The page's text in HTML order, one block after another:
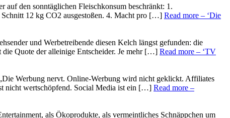
auf den sonntäglichen Fleischkonsum beschränkt: 1.
12 kg CO2 ausgestoßen. 4. Macht pro […] Read more – ‘Die
und Werbetreibende diesen Kelch längst gefunden: die
die Quote der alleinige Entscheider. Je mehr […] Read more – ‘TV
Werbung nervt. Online-Werbung wird nicht geklickt. Affiliates
nicht wertschöpfend. Social Media ist ein […] Read more –
als Ökoprodukte, als vermeintliches Schnäppchen um